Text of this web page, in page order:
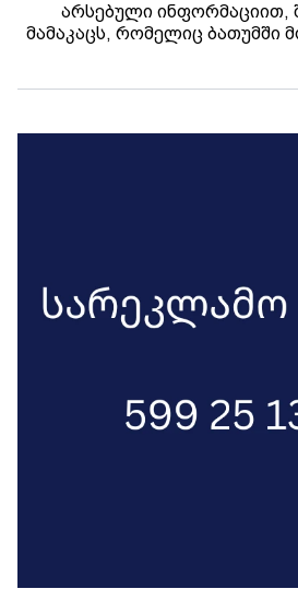
არსებული ინფორმაციით,
მამაკაცს, რომელიც ბათუმში